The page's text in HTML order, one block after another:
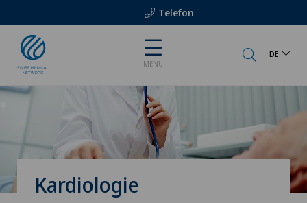
Telefon
MENU
DE
Kardiologie